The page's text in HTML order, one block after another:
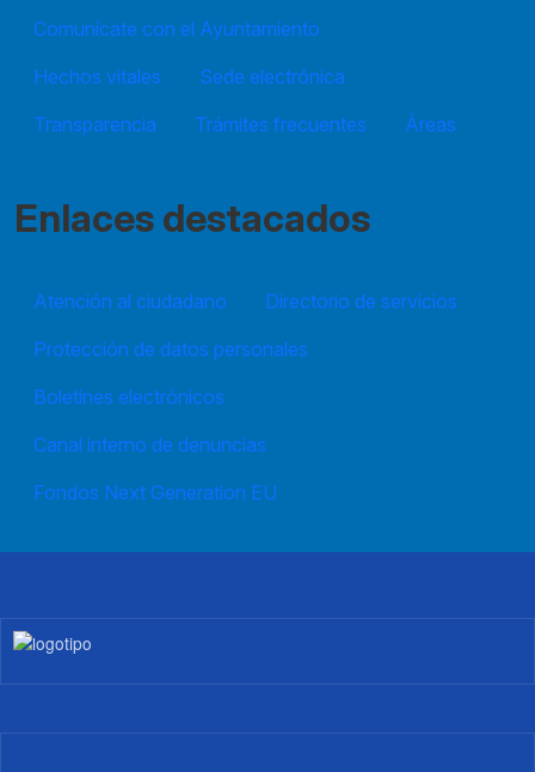
Comunícate con el Ayuntamiento
Hechos vitales
Sede electrónica
Transparencia
Trámites frecuentes Áreas
Enlaces destacados
Atención al ciudadano
Directorio de servicios
Protección de datos personales
Boletines electrónicos
Canal interno de denuncias
Fondos Next Generation EU
Imagen